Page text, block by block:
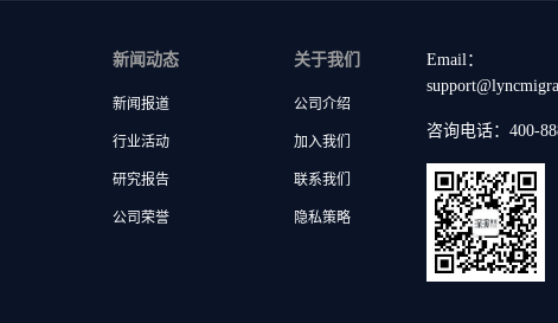
新闻动态
新闻报道
行业活动
研究报告
公司荣誉
关于我们
公司介绍
加入我们
联系我们
隐私策略
Email：
咨询电话：400-